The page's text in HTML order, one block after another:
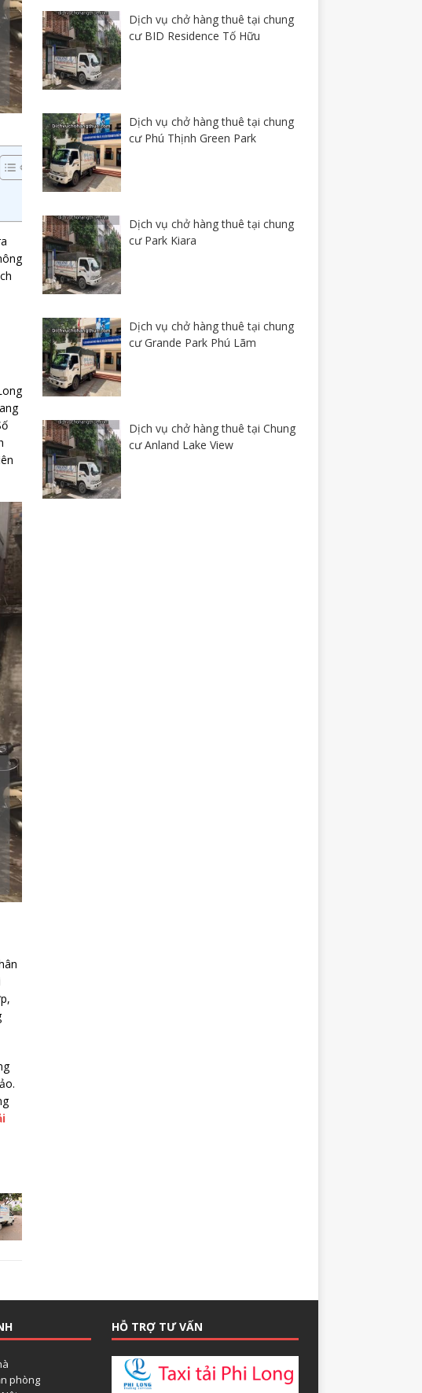
Dịch vụ chở hàng thuê tại chung
cư BID Residence Tố Hữu
Dịch vụ chở hàng thuê tại chung
cư Phú Thịnh Green Park
Dịch vụ chở hàng thuê tại chung
cư Park Kiara
Dịch vụ chở hàng thuê tại chung
cư Grande Park Phú Lãm
Dịch vụ chở hàng thuê tại Chung
cư Anland Lake View
phòng
HỖ TRỢ TƯ VẤN